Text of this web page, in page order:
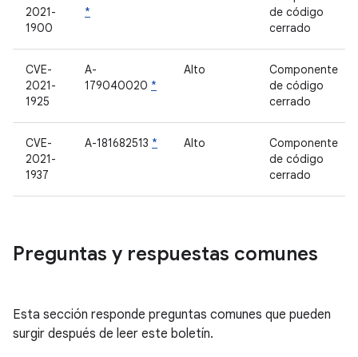
2021-
1900
*
de código
cerrado
CVE-
2021-
1925
A-
179040020 *
Alto
Componente
de código
cerrado
CVE-
2021-
1937
A-181682513 * Alto
Componente
de código
cerrado
Preguntas y respuestas comunes
Esta sección responde preguntas comunes que pueden
surgir después de leer este boletín.